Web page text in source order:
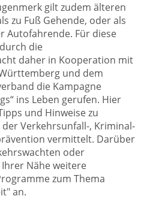
gilt zudem älteren
zu Fuß Gehende, oder als
Autofahrende. Für diese
die
daher in Kooperation mit
und dem
die Kampagne
ins Leben gerufen. Hier
und Hinweise zu
Verkehrsunfall-, Kriminal-
vermittelt. Darüber
oder
Nähe weitere
zum Thema
an.